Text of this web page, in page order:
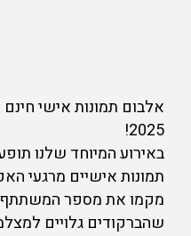
אלבום תמונות אישי
2025!
באירוע המיוחד שלנו
תמונות אישיים מרגעי
מקמו את מספר המשתתף
שהברקודים גלויים